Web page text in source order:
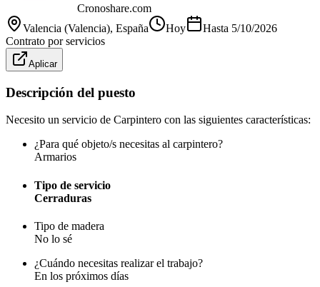
Cronoshare.com
Valencia (Valencia), España Hoy Hasta 5/10/2026
Contrato por servicios
Aplicar
Descripción del puesto
Necesito un servicio de Carpintero con las siguientes características:
¿Para qué objeto/s necesitas al carpintero?
Armarios
Tipo de servicio
Cerraduras
Tipo de madera
No lo sé
¿Cuándo necesitas realizar el trabajo?
En los próximos días